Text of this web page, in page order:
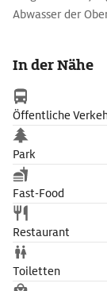
Abwasser der
Strom, Öl oder
nicht und ist
In der Nähe
Öffentliche
Park
Fast-Food
Restaurant
Toiletten